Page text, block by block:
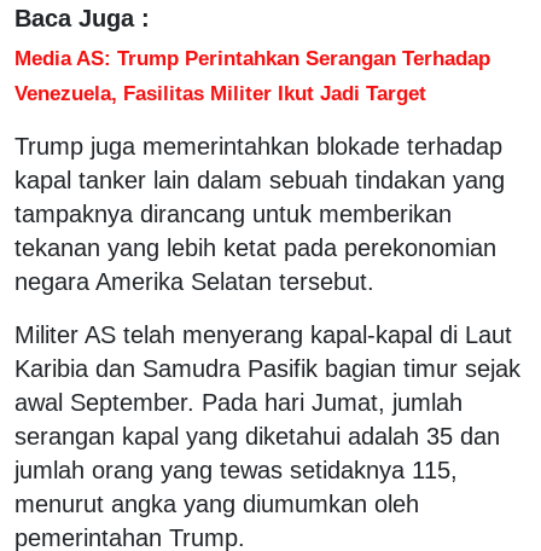
Baca Juga :
Media AS: Trump Perintahkan Serangan Terhadap
Venezuela, Fasilitas Militer Ikut Jadi Target
Trump juga memerintahkan blokade terhadap
kapal tanker lain dalam sebuah tindakan yang
tampaknya dirancang untuk memberikan
tekanan yang lebih ketat pada perekonomian
negara Amerika Selatan tersebut.
Militer AS telah menyerang kapal-kapal di Laut
Karibia dan Samudra Pasifik bagian timur sejak
awal September. Pada hari Jumat, jumlah
serangan kapal yang diketahui adalah 35 dan
jumlah orang yang tewas setidaknya 115,
menurut angka yang diumumkan oleh
pemerintahan Trump.